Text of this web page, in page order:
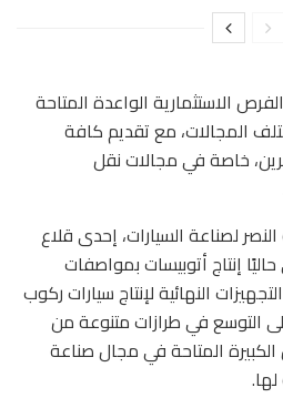
الاستثمارية الواعدة المتاحة
المجالات، مع تقديم كافة
خاصة في مجالات نقل
لصناعة السيارات، إحدى قلاع
إنتاج أتوبيسات بمواصفات
النهائية لإنتاج سيارات ركوب
التوسع في طرازات متنوعة من
المتاحة في مجال صناعة